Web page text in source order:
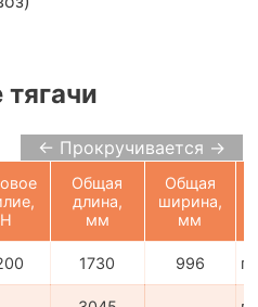
← Прокручивается →
H
Общая
длина,
мм
Общая
ширина,
мм
1730 996